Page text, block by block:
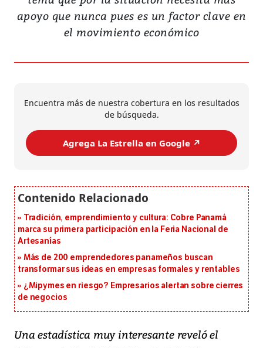
apoyo que nunca pues es un factor clave en
el movimiento económico
Encuentra más de nuestra cobertura en los resultados
de búsqueda.
Agrega La Estrella en Google ↗️
Tradición, emprendimiento y cultura: Cobre Panamá
marca su primera participación en la Feria Nacional de
Artesanías
Más de 200 emprendedores panameños buscan
transformar sus ideas en empresas formales y rentables
¿Mipymes en riesgo? Empresarios alertan sobre cierres
de negocios
Una estadística muy interesante reveló el